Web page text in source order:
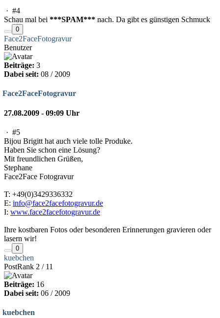
· #4
Schau mal bei ***SPAM*** nach. Da gibt es günstigen Schmuck
0
Face2FaceFotogravur
Benutzer
Beiträge: 3
Dabei seit: 08 / 2009
Face2FaceFotogravur
27.08.2009 - 09:09 Uhr
· #5
Bijou Brigitt hat auch viele tolle Produke.
Haben Sie schon eine Lösung?
Mit freundlichen Grüßen,
Stephane
Face2Face Fotogravur
T: +49(0)3429336332
E: info@face2facefotogravur.de
I: www.face2facefotogravur.de
Ihre kostbaren Fotos oder besonderen Erinnerungen gravieren oder
lasern wir!
0
kuebchen
PostRank 2 / 11
Beiträge: 16
Dabei seit: 06 / 2009
kuebchen